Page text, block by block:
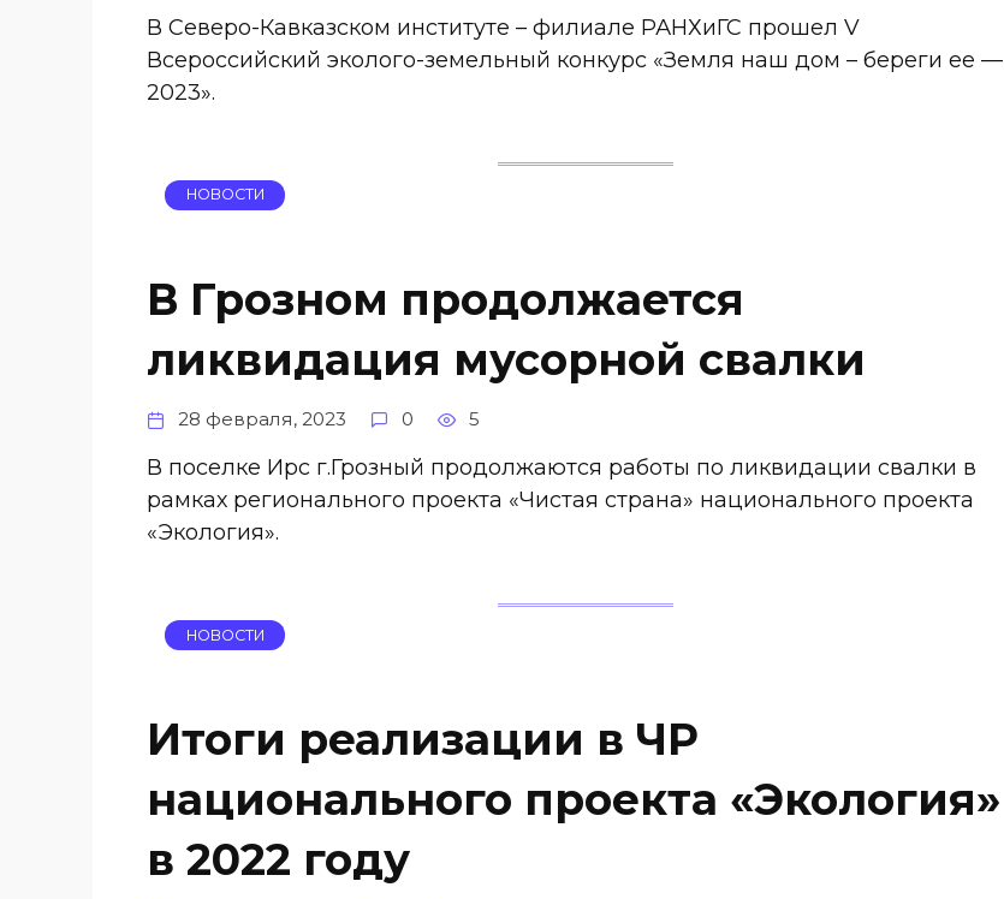
В Северо-Кавказском институте – филиале РАНХиГС прошел V
Всероссийский эколого-земельный конкурс «Земля наш дом – береги ее —
2023».
НОВОСТИ
В Грозном продолжается
ликвидация мусорной свалки
28 февраля, 2023 0 5
В поселке Ирс г.Грозный продолжаются работы по ликвидации свалки в
рамках регионального проекта «Чистая страна» национального проекта
«Экология».
НОВОСТИ
Итоги реализации в ЧР
национального проекта «Экология»
в 2022 году